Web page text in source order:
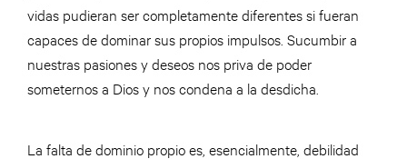
vidas pudieran ser completamente diferentes si fueran
capaces de dominar sus propios impulsos. Sucumbir a
nuestras pasiones y deseos nos priva de poder
someternos a Dios y nos condena a la desdicha.
La falta de dominio propio es, esencialmente, debilidad